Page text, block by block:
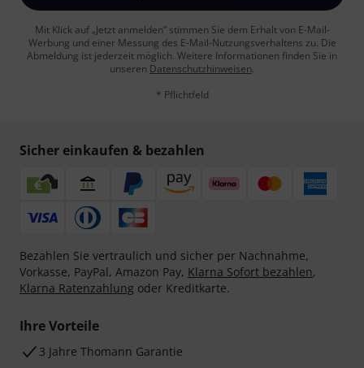
Mit Klick auf „Jetzt anmelden“ stimmen Sie dem Erhalt von E-Mail-
Werbung und einer Messung des E-Mail-Nutzungsverhaltens zu. Die
Abmeldung ist jederzeit möglich. Weitere Informationen finden Sie in
unseren Datenschutzhinweisen.
* Pflichtfeld
Sicher einkaufen & bezahlen
Bezahlen Sie vertraulich und sicher per Nachnahme,
Vorkasse, PayPal, Amazon Pay, Klarna Sofort bezahlen,
Klarna Ratenzahlung oder Kreditkarte.
Ihre Vorteile
3 Jahre Thomann Garantie